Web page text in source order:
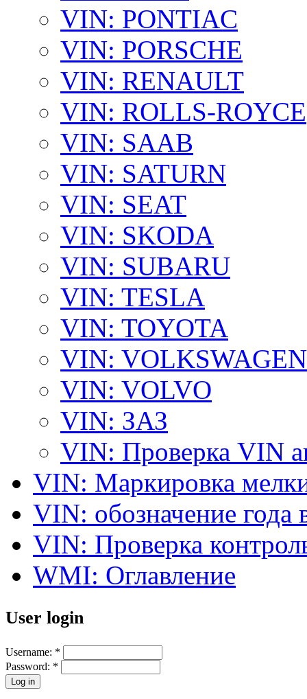
VIN: PONTIAC
VIN: PORSCHE
VIN: RENAULT
VIN: ROLLS-ROYCE
VIN: SAAB
VIN: SATURN
VIN: SEAT
VIN: SKODA
VIN: SUBARU
VIN: TESLA
VIN: TOYOTA
VIN: VOLKSWAGEN
VIN: VOLVO
VIN: ЗАЗ
VIN: Проверка VIN
VIN: Маркировка
VIN: обозначение года
VIN: Проверка
WMI: Оглавление
User login
Username: *
Password: *